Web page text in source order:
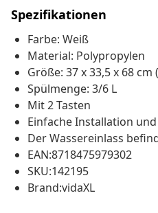
Spezifikationen
Farbe: Weiß
Material: Polypropylen
Größe: 37 x 33,5 x 68 cm
Spülmenge: 3/6 L
Mit 2 Tasten
Einfache Installation
Der Wassereinlass
EAN:8718475979302
SKU:142195
Brand:vidaXL